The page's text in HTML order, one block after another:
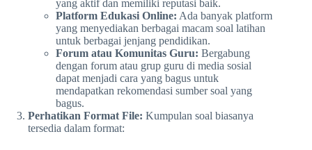
yang aktif dan memiliki reputasi baik.
Platform Edukasi Online: Ada banyak platform
yang menyediakan berbagai macam soal latihan
untuk berbagai jenjang pendidikan.
Forum atau Komunitas Guru: Bergabung
dengan forum atau grup guru di media sosial
dapat menjadi cara yang bagus untuk
mendapatkan rekomendasi sumber soal yang
bagus.
Perhatikan Format File: Kumpulan soal biasanya
tersedia dalam format: